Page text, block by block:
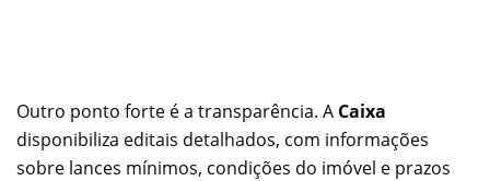
Outro ponto forte é a transparência. A Caixa
disponibiliza editais detalhados, com informações
sobre lances mínimos, condições do imóvel e prazos